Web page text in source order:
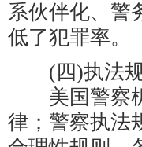
系伙伴化、警
低了犯罪率。
(四)执法规
美国警察机
律；警察执法